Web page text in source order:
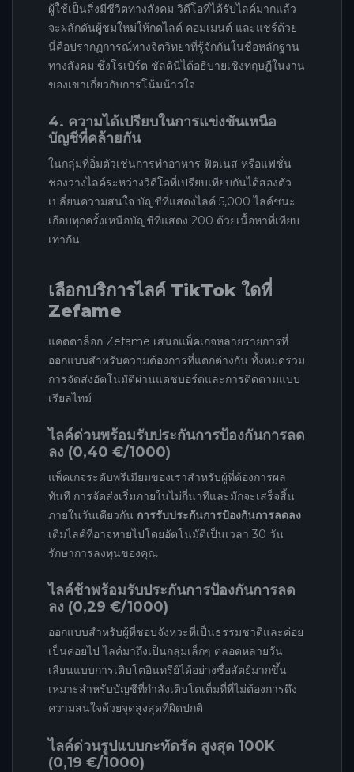
ผู้ใช้เป็นสิ่งมีชีวิตทางสังคม วิดีโอที่ได้รับไลค์มากแล้ว
จะผลักดันผู้ชมใหม่ให้กดไลค์ คอมเมนต์ และแชร์ด้วย
นี่คือปรากฏการณ์ทางจิตวิทยาที่รู้จักกันในชื่อหลักฐาน
ทางสังคม ซึ่งโรเบิร์ต ชัลดินีได้อธิบายเชิงทฤษฎีในงาน
ของเขาเกี่ยวกับการโน้มน้าวใจ
4. ความได้เปรียบในการแข่งขันเหนือ
บัญชีที่คล้ายกัน
ในกลุ่มที่อิ่มตัวเช่นการทำอาหาร ฟิตเนส หรือแฟชั่น
ช่องว่างไลค์ระหว่างวิดีโอที่เปรียบเทียบกันได้สองตัว
เปลี่ยนความสนใจ บัญชีที่แสดงไลค์ 5,000 ไลค์ชนะ
เกือบทุกครั้งเหนือบัญชีที่แสดง 200 ด้วยเนื้อหาที่เทียบ
เท่ากัน
เลือกบริการไลค์ TikTok ใดที่
Zefame
แคตตาล็อก Zefame เสนอแพ็คเกจหลายรายการที่
ออกแบบสำหรับความต้องการที่แตกต่างกัน ทั้งหมดรวม
การจัดส่งอัตโนมัติผ่านแดชบอร์ดและการติดตามแบบ
เรียลไทม์
ไลค์ด่วนพร้อมรับประกันการป้องกันการลด
ลง (0,40 €/1000)
แพ็คเกจระดับพรีเมียมของเราสำหรับผู้ที่ต้องการผล
ทันที การจัดส่งเริ่มภายในไม่กี่นาทีและมักจะเสร็จสิ้น
ภายในวันเดียวกัน การรับประกันการป้องกันการลดลง
เติมไลค์ที่อาจหายไปโดยอัตโนมัติเป็นเวลา 30 วัน
รักษาการลงทุนของคุณ
ไลค์ช้าพร้อมรับประกันการป้องกันการลด
ลง (0,29 €/1000)
ออกแบบสำหรับผู้ที่ชอบจังหวะที่เป็นธรรมชาติและค่อย
เป็นค่อยไป ไลค์มาถึงเป็นกลุ่มเล็กๆ ตลอดหลายวัน
เลียนแบบการเติบโตอินทรีย์ได้อย่างซื่อสัตย์มากขึ้น
เหมาะสำหรับบัญชีที่กำลังเติบโตเต็มที่ที่ไม่ต้องการดึง
ความสนใจด้วยจุดสูงสุดที่ผิดปกติ
ไลค์ด่วนรูปแบบกะทัดรัด สูงสุด 100K
(0,19 €/1000)